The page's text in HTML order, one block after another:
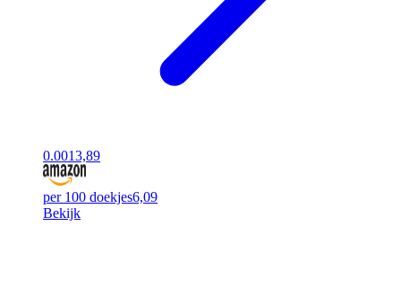
0.0013,89
per 100 doekjes6,09
Bekijk